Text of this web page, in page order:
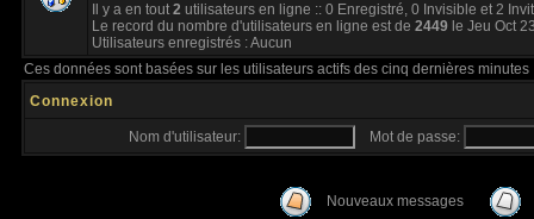
Il y a en tout2 utilisateurs en ligne :: 0 Enregistré, 0 Invisible et 2
Le record du nombre d'utilisateurs en ligne est de 2449 le Jeu Oct
Utilisateurs enregistrés : Aucun
Ces données sont basées sur les utilisateurs actifs des cinq dernières minutes
Connexion
Nom d'utilisateur: Mot de passe:
Nouveaux messages